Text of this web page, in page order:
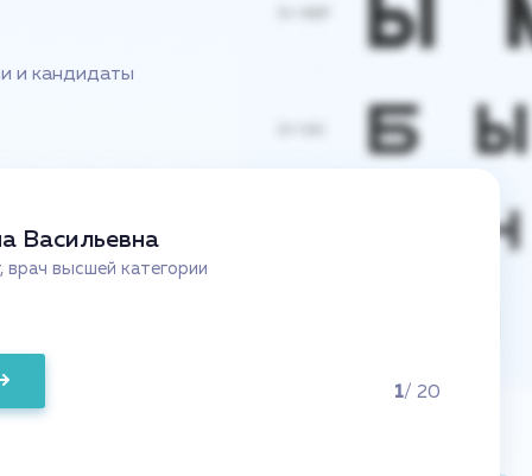
и кандидаты
Васильевна
высшей категории
1/ 20